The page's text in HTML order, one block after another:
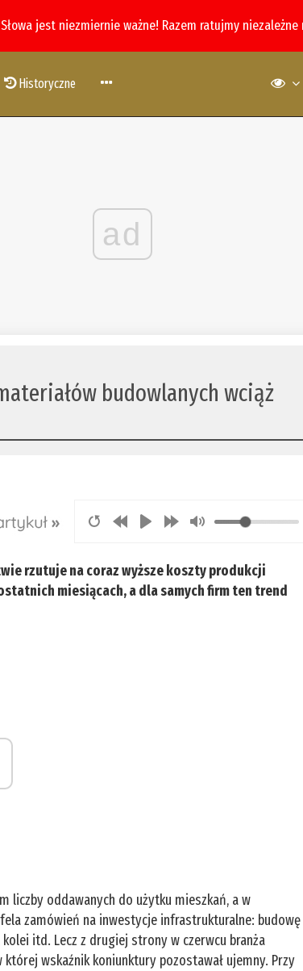
jest niezmiernie ważne! Razem ratujmy
Historyczne
ad
budowlanych wciąż
rzutuje na coraz wyższe koszty produkcji
miesiącach, a dla samych firm ten trend
liczby oddawanych do użytku mieszkań, a w
zamówień na inwestycje infrastrukturalne: budowę
itd. Lecz z drugiej strony w czerwcu branża
wskaźnik koniunktury pozostawał ujemny. Przy